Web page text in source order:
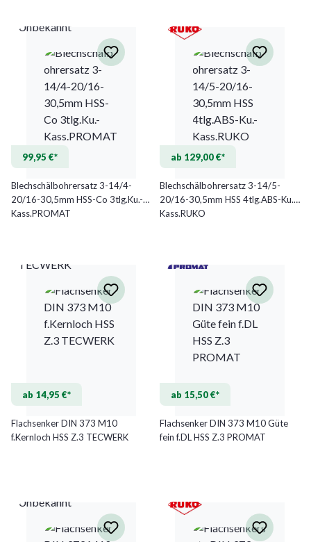
Unbekannt
99,95 €*
Blechschälbohrersatz 3-14/4-
20/16-30,5mm HSS-Co 3tlg.Ku.-
Kass.PROMAT
ab 129,00 €*
Blechschälbohrersatz 3-14/5-
20/16-30,5mm HSS 4tlg.ABS-Ku.-
Kass.RUKO
TECWERK
ab 14,95 €*
Flachsenker DIN 373 M10
f.Kernloch HSS Z.3 TECWERK
ab 15,50 €*
Flachsenker DIN 373 M10 Güte
fein f.DL HSS Z.3 PROMAT
Unbekannt